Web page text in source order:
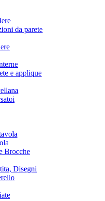
da parete
e applique
Brocche
Disegni